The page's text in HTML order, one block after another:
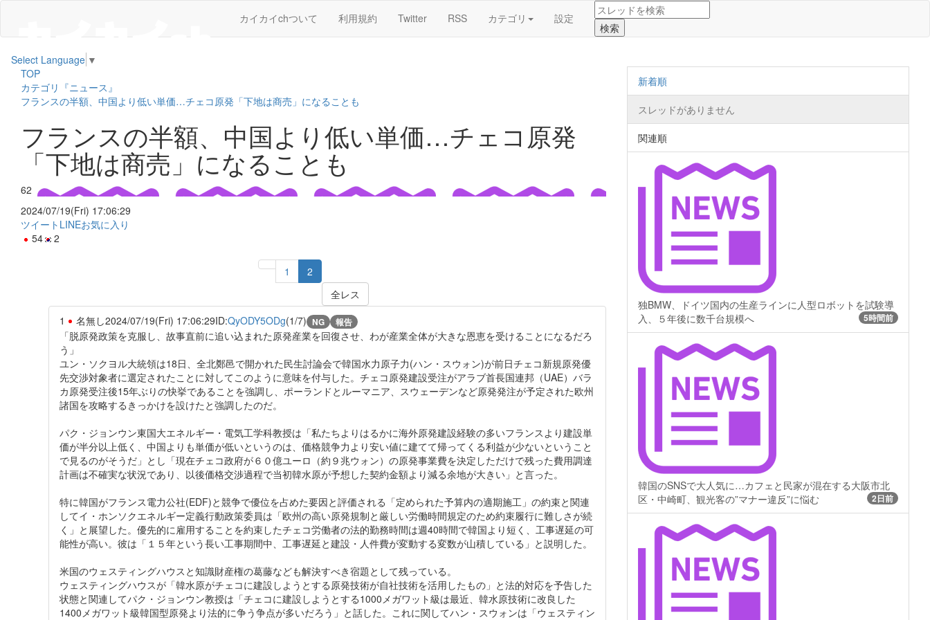
カイカイchついて 利用規約 Twitter RSS カテゴリ 設定
Select Language ▼
TOP
カテゴリ『ニュース』
フランスの半額、中国より低い単価…チェコ原発「下地は商売」になることも
フランスの半額、中国より低い単価…チェコ原発
「下地は商売」になることも
62
2024/07/19(Fri) 17:06:29
ツイート LINEお気に入り
54
2
1
2
全レス
1
名無し2024/07/19(Fri) 17:06:29ID:QyODY5ODg(1/7) NG 報告
「脱原発政策を克服し、故事直前に追い込まれた原発産業を回復させ、わが産業全体が大きな恩恵を受けることになるだろ
う」
ユン・ソクヨル大統領は18日、全北鄭邑で開かれた民生討論会で韓国水力原子力(ハン・スウォン)が前日チェコ新規原発優
先交渉対象者に選定されたことに対してこのように意味を付与した。チェコ原発建設受注がアラブ首長国連邦（UAE）バラ
カ原発受注後15年ぶりの快挙であることを強調し、ポーランドとルーマニア、スウェーデンなど原発発注が予定された欧州
諸国を攻略するきっかけを設けたと強調したのだ。
パク・ジョンウン東国大エネルギー・電気工学科教授は「私たちよりはるかに海外原発建設経験の多いフランスより建設単
価が半分以上低く、中国よりも単価が低いというのは、価格競争力より安い値に建てて帰ってくる利益が少ないということ
で見るのがそうだ」とし「現在チェコ政府が６０億ユーロ（約９兆ウォン）の原発事業費を決定しただけで残った費用調達
計画は不確実な状況であり、以後価格交渉過程で当初韓水原が予想した契約金額より減る余地が大きい」と言った。
特に韓国がフランス電力公社(EDF)と競争で優位を占めた要因と評価される「定められた予算内の適期施工」の約束と関連
してイ・ホンソクエネルギー定義行動政策委員は「欧州の高い原発規制と厳しい労働時間規定のため約束履行に難しさが続
く」と展望した。優先的に雇用することを約束したチェコ労働者の法的勤務時間は週40時間で韓国より短く、工事遅延の可
能性が高い。彼は「１５年という長い工事期間中、工事遅延と建設・人件費が変動する変数が山積している」と説明した。
米国のウェスティングハウスと知識財産権の葛藤なども解決すべき宿題として残っている。
ウェスティングハウスが「韓水原がチェコに建設しようとする原発技術が自社技術を活用したもの」と法的対応を予告した
状態と関連してパク・ジョンウン教授は「チェコに建設しようとする1000メガワット級は最近、韓水原技術に改良した
1400メガワット級韓国型原発より法的に争う争点が多いだろう」と話した。これに関してハン・スウォンは「ウェスティン
新着順
スレッドがありません
関連順
独BMW、ドイツ国内の生産ラインに人型ロボットを試験導
入、５年後に数千台規模へ
5時間前
韓国のSNSで大人気に…カフェと民家が混在する大阪市北
区・中崎町、観光客の”マナー違反”に悩む
2日前